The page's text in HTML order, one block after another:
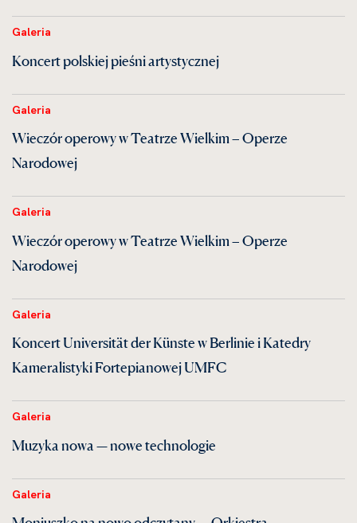
Galeria
Koncert polskiej pieśni artystycznej
Galeria
Wieczór operowy w Teatrze Wielkim – Operze
Narodowej
Galeria
Wieczór operowy w Teatrze Wielkim – Operze
Narodowej
Galeria
Koncert Universität der Künste w Berlinie i Katedry
Kameralistyki Fortepianowej UMFC
Galeria
Muzyka nowa — nowe technologie
Galeria